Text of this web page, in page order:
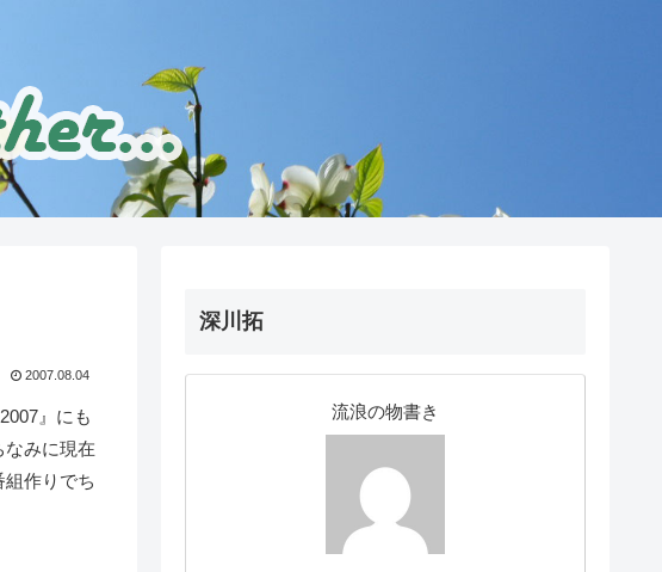
2007.08.04
』にも
みに現在
作りでち
深川拓
流浪の物書き